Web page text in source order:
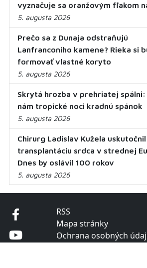
vyznačuje sa oranžovým fľakom
5. augusta 2026
Prečo sa z Dunaja odstraňujú
Lanfranconiho kamene? Rieka si
formovať vlastné koryto
5. augusta 2026
Skrytá hrozba v prehriatej spálni:
nám tropické noci kradnú spánok
5. augusta 2026
Chirurg Ladislav Kužela
transplantáciu srdca v strednej
Dnes by oslávil 100 rokov
5. augusta 2026
RSS
Mapa stránky
Ochrana osobných